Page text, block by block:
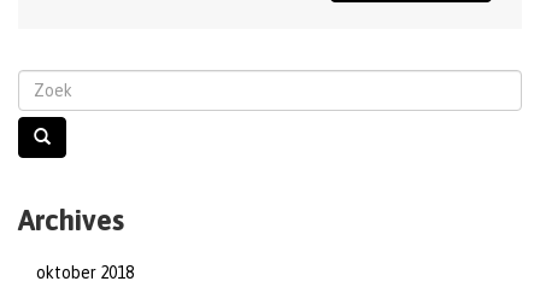
Archives
oktober 2018